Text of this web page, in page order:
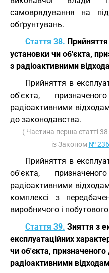
самоврядування на
обґрунтувань.
Стаття 38.
установки чи об'єкта,
з радіоактивними
Прийняття в
об'єкта,
радіоактивними
до законодавства.
( Частина перша статті
із Законом №
Прийняття в
об'єкта,
радіоактивними
комплексі з
виробничого і
Стаття 39. Зняття з
експлуатаційних
чи об'єкта,
радіоактивними